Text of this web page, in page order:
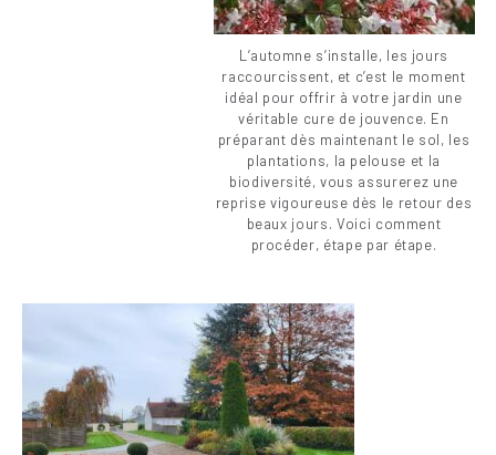
L’automne s’installe, les jours
raccourcissent, et c’est le moment
idéal pour offrir à votre jardin une
véritable cure de jouvence. En
préparant dès maintenant le sol, les
plantations, la pelouse et la
biodiversité, vous assurerez une
reprise vigoureuse dès le retour des
beaux jours. Voici comment
procéder, étape par étape.